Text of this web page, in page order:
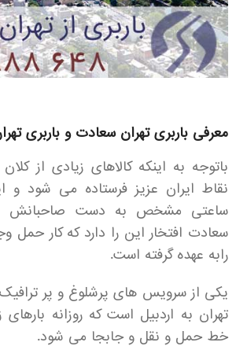
معرفی باربری تهران سعادت و باربری
باتوجه به اینکه کالاهای زیادی از
نقاط ایران عزیز فرستاده می شود و
ساعتی مشخص به دست صاحبانش
سعادت افتخار این را دارد که کار حمل
رابه عهده گرفته است.
یکی از سرویس های پرشلوغ و پر
تهران به اردبیل است که روزانه
خط حمل و نقل و جابجا می شود.